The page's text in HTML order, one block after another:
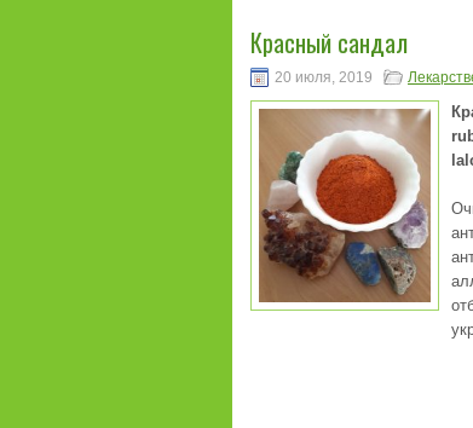
Красный сандал
20 июля, 2019